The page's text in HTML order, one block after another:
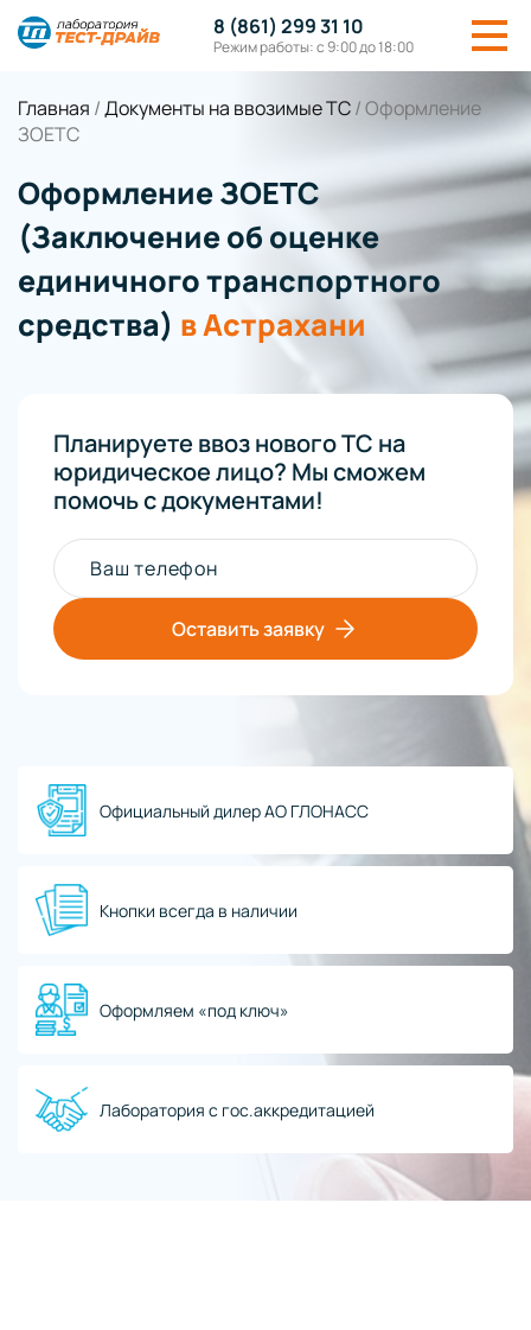
8 (861) 299 31 10
Режим работы: с 9:00 до 18:00
Главная /Документы на ввозимые ТС/Оформление
ЗОЕТС
Оформление ЗОЕТС
(Заключение об оценке
единичного транспортного
средства) в Астрахани
Планируете ввоз нового ТС на
юридическое лицо? Мы сможем
помочь с документами!
Ваш телефон
Оставить заявку
Официальный дилер АО ГЛОНАСС
Кнопки всегда в наличии
Оформляем «под ключ»
Лаборатория с гос.аккредитацией